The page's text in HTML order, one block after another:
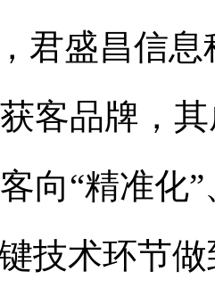
君盛昌信
客品牌，
向“精准化
技术环节